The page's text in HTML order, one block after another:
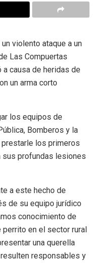
violento ataque a un
Las Compuertas
a causa de heridas de
un arma corto
los equipos de
Bomberos y la
prestarle los primeros
sus profundas lesiones
a este hecho de
de su equipo jurídico
conocimiento de
en el sector rural
una querella
responsables y